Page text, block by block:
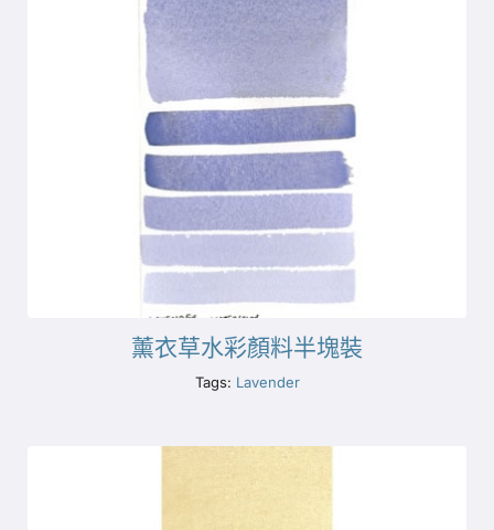
薰衣草水彩顏料半塊裝
Tags: Lavender